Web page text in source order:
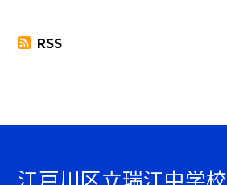
RSS
江戸川区立瑞江中学校